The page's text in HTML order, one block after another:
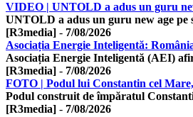
VIDEO | UNTOLD a adus un guru
UNTOLD a adus un guru new age
[R3media] - 7/08/2026
Asociația Energie Inteligentă:
Asociația Energie Inteligentă (AEI)
[R3media] - 7/08/2026
FOTO | Podul lui Constantin cel
Podul construit de împăratul
[R3media] - 7/08/2026